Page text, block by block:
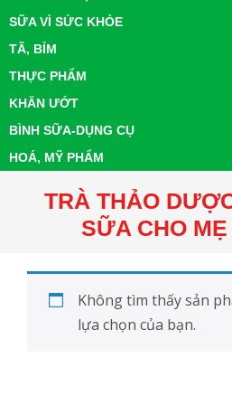
SỮA VÌ SỨC KHỎE
TÃ, BỈM
THỰC PHẨM
KHĂN ƯỚT
BÌNH SỮA-DỤNG CỤ
HOÁ, MỸ PHẨM
TRÀ THẢO
SỮA CHO
Không tìm thấy sản
lựa chọn của bạn.